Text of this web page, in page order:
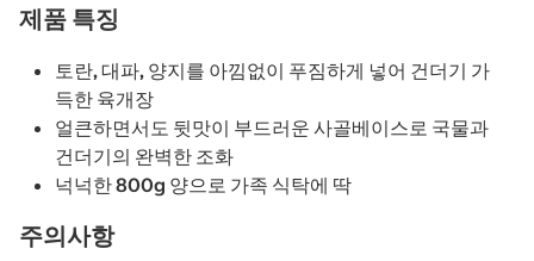
제품 특징
토란, 대파, 양지를 아낌없이 푸짐하게 넣어 건더기 가
득한 육개장
얼큰하면서도 뒷맛이 부드러운 사골베이스로 국물과
건더기의 완벽한 조화
넉넉한 800g 양으로 가족 식탁에 딱
주의사항